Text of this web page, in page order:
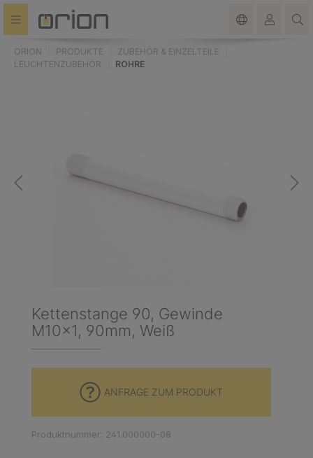
springen
ORION PRODUKTE
ZUBEHÖR & EINZELTEILE
LEUCHTENZUBEHÖR
ROHRE
Kettenstange 90, Gewinde
M10x1, 90mm, Weiß
ANFRAGE ZUM PRODUKT
Produktnummer: 241.000000-08